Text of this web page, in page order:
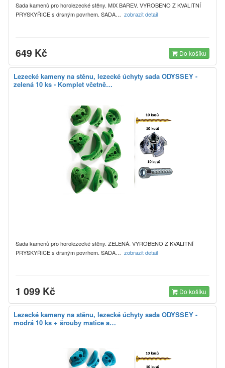
Sada kamenů pro horolezecké stěny. MIX BAREV. VYROBENO Z KVALITNÍ
PRYSKYŘICE s drsným povrhem. SADA… zobrazit detail
649 Kč Do košíku
Lezecké kameny na stěnu, lezecké úchyty sada ODYSSEY -
zelená 10 ks - Komplet včetně…
Sada kamenů pro horolezecké stěny. ZELENÁ. VYROBENO Z KVALITNÍ
PRYSKYŘICE s drsným povrhem. SADA… zobrazit detail
1 099 Kč Do košíku
Lezecké kameny na stěnu, lezecké úchyty sada ODYSSEY -
modrá 10 ks + šrouby matice a…